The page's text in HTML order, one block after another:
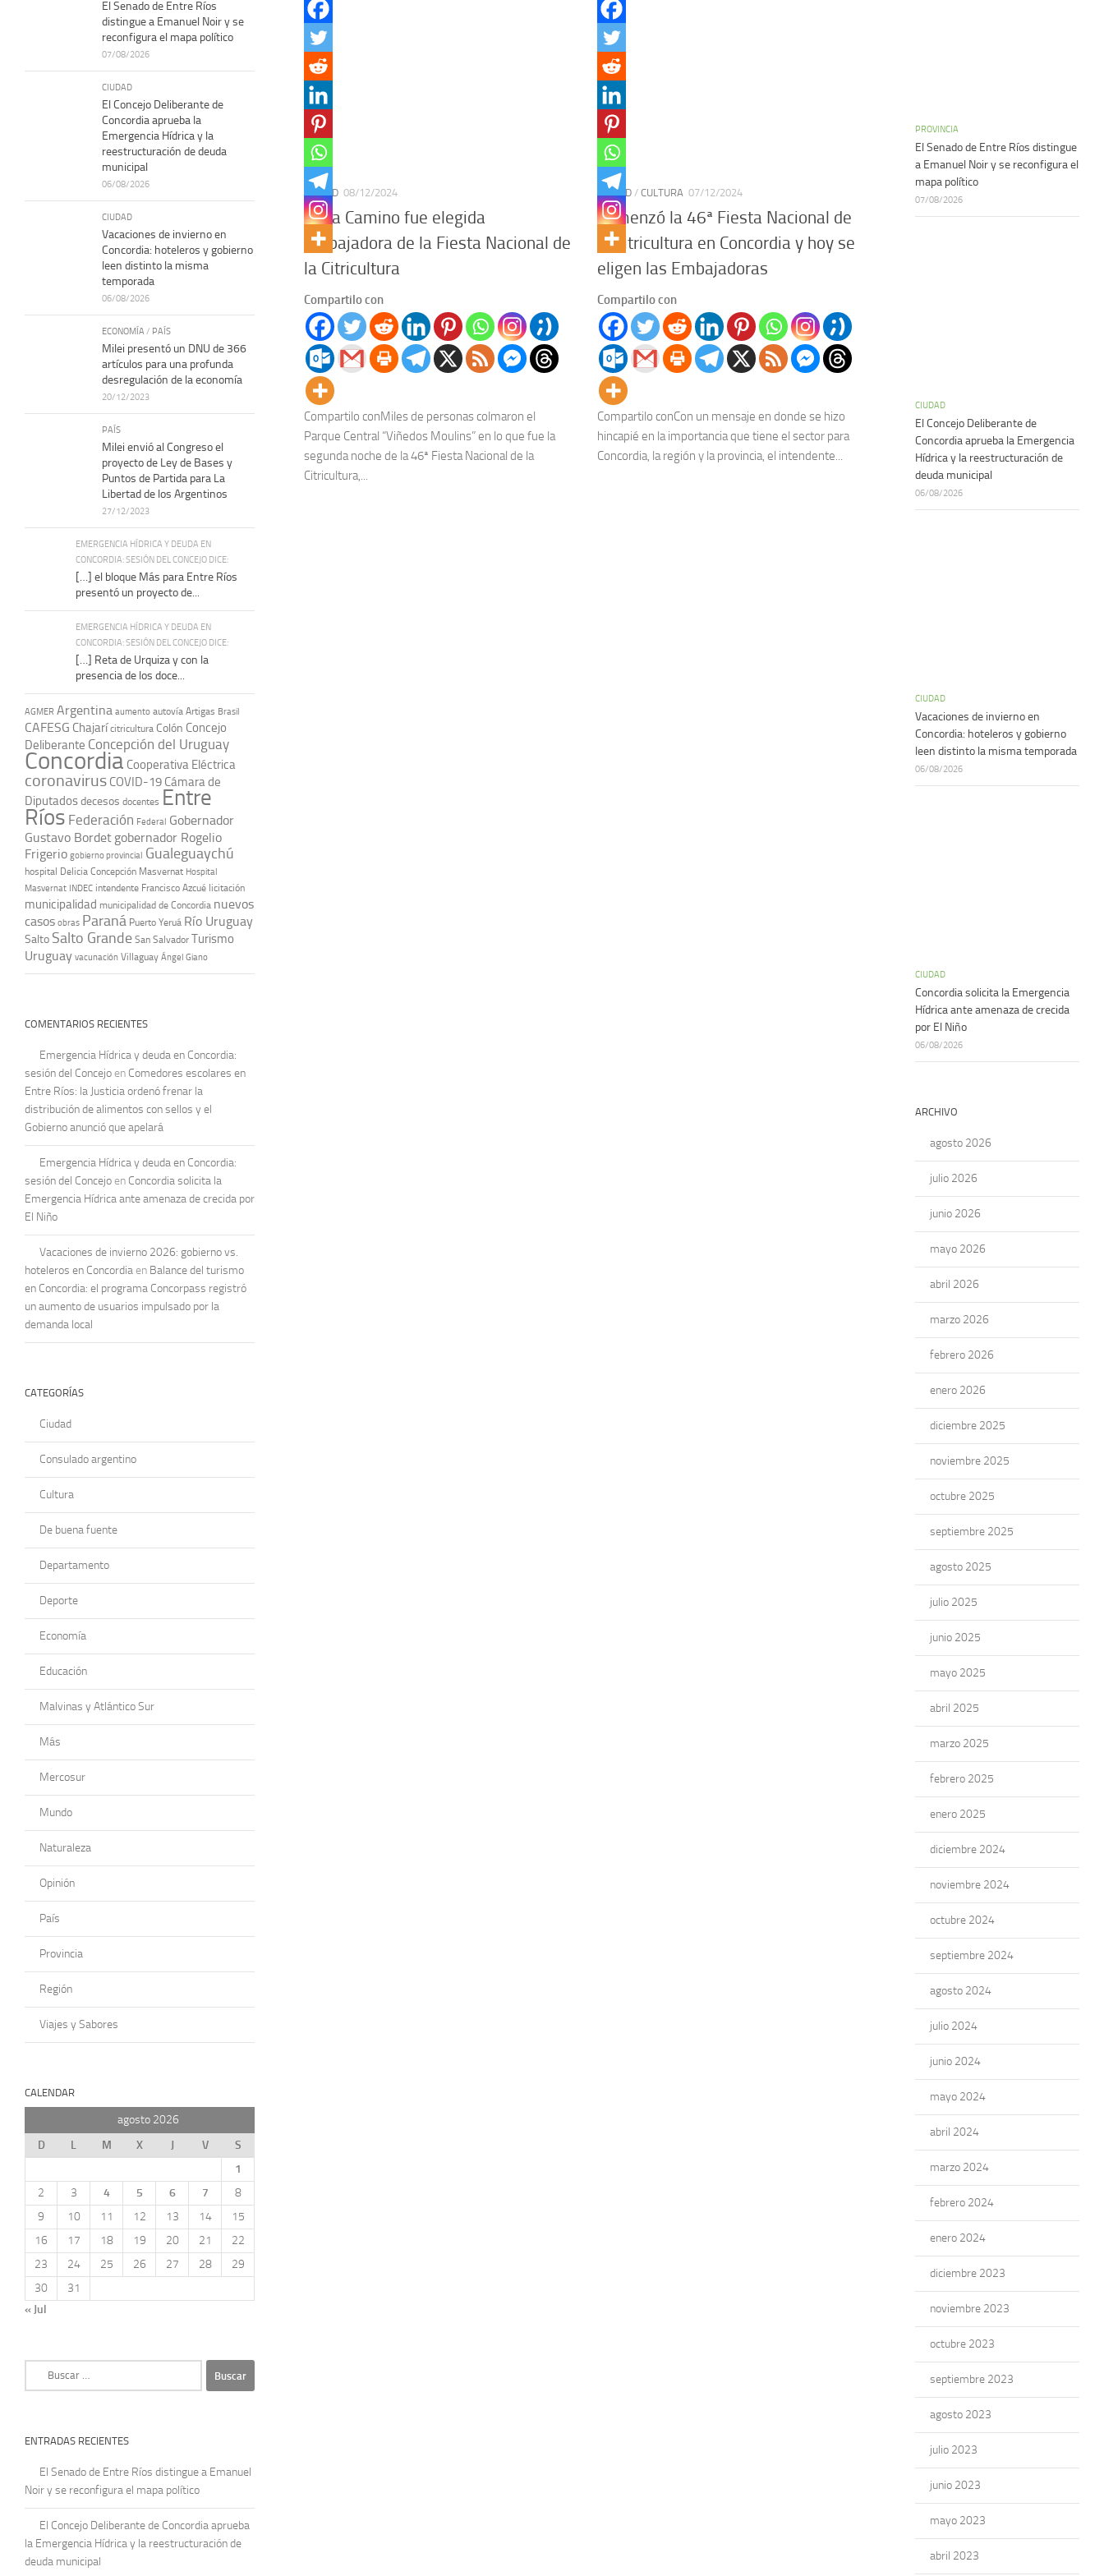
CIUDAD 08/12/2024
Sofía Camino fue elegida
Embajadora de la Fiesta Nacional de
la Citricultura
Compartilo con
Compartilo conMiles de personas colmaron el
Parque Central “Viñedos Moulins” en lo que fue la
segunda noche de la 46ª Fiesta Nacional de la
Citricultura,...
CIUDAD / CULTURA 07/12/2024
Comenzó la 46ª Fiesta Nacional de
la Citricultura en Concordia y hoy se
eligen las Embajadoras
Compartilo con
Compartilo conCon un mensaje en donde se hizo
hincapié en la importancia que tiene el sector para
Concordia, la región y la provincia, el intendente...
El Senado de Entre Ríos
distingue a Emanuel Noir y se
reconfigura el mapa político
07/08/2026
CIUDAD
El Concejo Deliberante de
Concordia aprueba la
Emergencia Hídrica y la
reestructuración de deuda
municipal
06/08/2026
CIUDAD
Vacaciones de invierno en
Concordia: hoteleros y gobierno
leen distinto la misma
temporada
06/08/2026
ECONOMÍA / PAÍS
Milei presentó un DNU de 366
artículos para una profunda
desregulación de la economía
20/12/2023
PAÍS
Milei envió al Congreso el
proyecto de Ley de Bases y
Puntos de Partida para La
Libertad de los Argentinos
27/12/2023
EMERGENCIA HÍDRICA Y DEUDA EN
CONCORDIA: SESIÓN DEL CONCEJO DICE:
[…] el bloque Más para Entre Ríos
presentó un proyecto de...
EMERGENCIA HÍDRICA Y DEUDA EN
CONCORDIA: SESIÓN DEL CONCEJO DICE:
[…] Reta de Urquiza y con la
presencia de los doce...
AGMER Argentina aumento autovía Artigas Brasil
CAFESG Chajarí citricultura Colón Concejo
Deliberante Concepción del Uruguay
Concordia Cooperativa Eléctrica
coronavirus COVID-19 Cámara de
Diputadosdecesos docentes Entre
Ríos Federación Federal Gobernador
Gustavo Bordet gobernador Rogelio
Frigerio gobierno provincial Gualeguaychú
hospital Delicia Concepción Masvernat Hospital
Masvernat INDEC intendente Francisco Azcué licitación
municipalidad municipalidad de Concordia nuevos
casos obras Paraná Puerto Yeruá Río Uruguay
Salto Salto Grande San Salvador Turismo
Uruguay vacunación Villaguay Ángel Giano
COMENTARIOS RECIENTES
Emergencia Hídrica y deuda en Concordia:
sesión del Concejo en Comedores escolares en
Entre Ríos: la Justicia ordenó frenar la
distribución de alimentos con sellos y el
Gobierno anunció que apelará
Emergencia Hídrica y deuda en Concordia:
sesión del Concejo en Concordia solicita la
Emergencia Hídrica ante amenaza de crecida por
El Niño
Vacaciones de invierno 2026: gobierno vs.
hoteleros en Concordia en Balance del turismo
en Concordia: el programa Concorpass registró
un aumento de usuarios impulsado por la
demanda local
CATEGORÍAS
Ciudad
Consulado argentino
Cultura
De buena fuente
Departamento
Deporte
Economía
Educación
Malvinas y Atlántico Sur
Más
Mercosur
Mundo
Naturaleza
Opinión
País
Provincia
Región
Viajes y Sabores
CALENDAR
agosto 2026
D
L M X J V
S
1
2
3 4 5 6 7
8
9
10 11 12 13 14
15
16
17 18 19 20 21
22
23
24 25 26 27 28
29
30
31
« Jul
ENTRADAS RECIENTES
El Senado de Entre Ríos distingue a Emanuel
Noir y se reconfigura el mapa político
El Concejo Deliberante de Concordia aprueba
la Emergencia Hídrica y la reestructuración de
deuda municipal
PROVINCIA
El Senado de Entre Ríos distingue
a Emanuel Noir y se reconfigura el
mapa político
07/08/2026
CIUDAD
El Concejo Deliberante de
Concordia aprueba la Emergencia
Hídrica y la reestructuración de
deuda municipal
06/08/2026
CIUDAD
Vacaciones de invierno en
Concordia: hoteleros y gobierno
leen distinto la misma temporada
06/08/2026
CIUDAD
Concordia solicita la Emergencia
Hídrica ante amenaza de crecida
por El Niño
06/08/2026
ARCHIVO
agosto 2026
julio 2026
junio 2026
mayo 2026
abril 2026
marzo 2026
febrero 2026
enero 2026
diciembre 2025
noviembre 2025
octubre 2025
septiembre 2025
agosto 2025
julio 2025
junio 2025
mayo 2025
abril 2025
marzo 2025
febrero 2025
enero 2025
diciembre 2024
noviembre 2024
octubre 2024
septiembre 2024
agosto 2024
julio 2024
junio 2024
mayo 2024
abril 2024
marzo 2024
febrero 2024
enero 2024
diciembre 2023
noviembre 2023
octubre 2023
septiembre 2023
agosto 2023
julio 2023
junio 2023
mayo 2023
abril 2023